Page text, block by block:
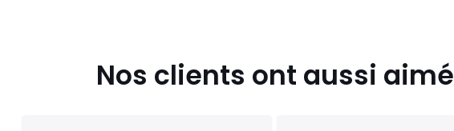
Nos clients ont aussi aimé